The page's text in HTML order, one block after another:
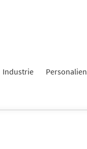
Industrie Personalien